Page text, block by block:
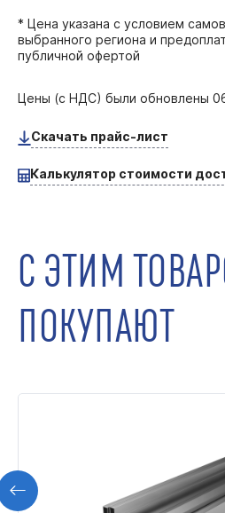
* Цена указана с условием
выбранного региона и
публичной офертой
Цены (с НДС) были обновлены
Скачать прайс-лист
Калькулятор стоимости
С ЭТИМ
ПОКУПАЮТ